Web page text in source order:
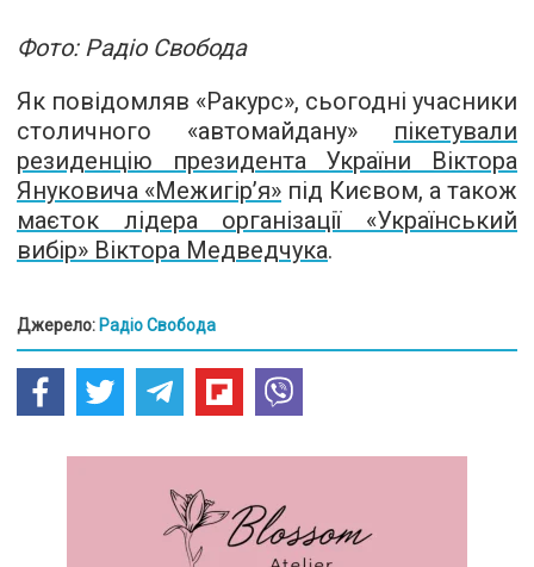
Фото: Радіо Свобода
Як повідомляв «Ракурс», сьогодні учасники
столичного «автомайдану» пікетували
резиденцію президента України Віктора
Януковича «Межигір’я» під Києвом, а також
маєток лідера організації «Український
вибір» Віктора Медведчука.
Джерело: Радіо Свобода